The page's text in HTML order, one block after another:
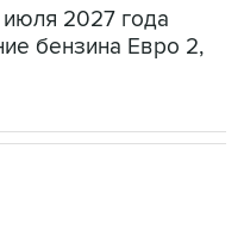
2027 года
бензина Евро 2,